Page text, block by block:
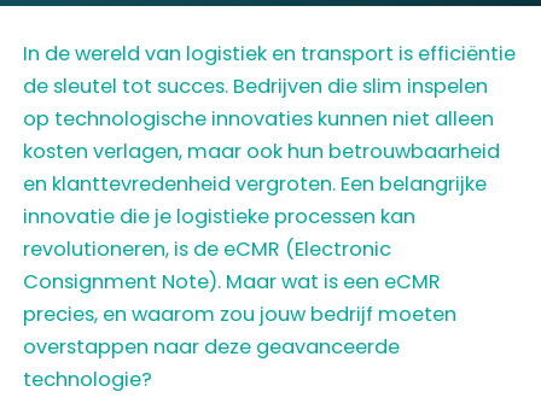
In de wereld van logistiek en transport is efficiëntie
de sleutel tot succes. Bedrijven die slim inspelen
op technologische innovaties kunnen niet alleen
kosten verlagen, maar ook hun betrouwbaarheid
en klanttevredenheid vergroten. Een belangrijke
innovatie die je logistieke processen kan
revolutioneren, is de eCMR (Electronic
Consignment Note). Maar wat is een eCMR
precies, en waarom zou jouw bedrijf moeten
overstappen naar deze geavanceerde
technologie?